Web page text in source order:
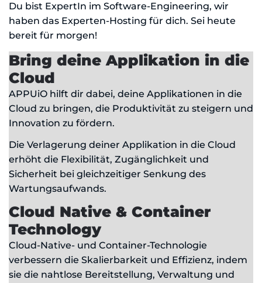
Du bist ExpertIn im Software-Engineering, wir
haben das Experten-Hosting für dich. Sei heute
bereit für morgen!
Bring deine Applikation in die
Cloud
APPUiO hilft dir dabei, deine Applikationen in die
Cloud zu bringen, die Produktivität zu steigern und
Innovation zu fördern.
Die Verlagerung deiner Applikation in die Cloud
erhöht die Flexibilität, Zugänglichkeit und
Sicherheit bei gleichzeitiger Senkung des
Wartungsaufwands.
Cloud Native & Container
Technology​
Cloud-Native- und Container-Technologie
verbessern die Skalierbarkeit und Effizienz, indem
sie die nahtlose Bereitstellung, Verwaltung und